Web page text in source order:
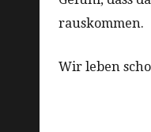
rauskommen.
Wir leben